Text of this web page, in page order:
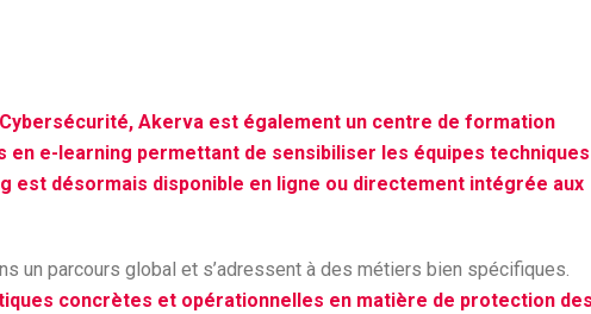
Akerva est également un centre de formation
en e-learning permettant de sensibiliser les équipes
est désormais disponible en ligne ou directement intégrée aux
un parcours global et s’adressent à des métiers bien spécifiques.
concrètes et opérationnelles en matière de protection